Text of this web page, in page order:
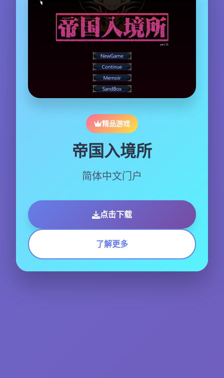
精品游戏
帝国入境所
简体中文门户
点击下载
了解更多